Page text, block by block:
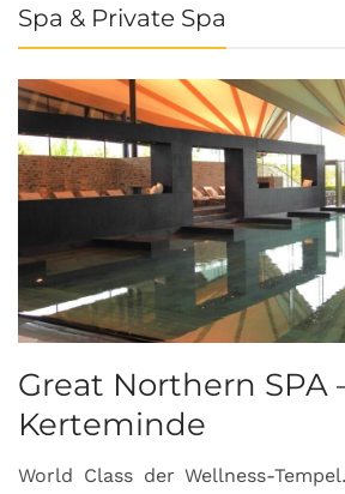
Spa & Private Spa
Great Northern SPA
Kerteminde
World Class der Wellness-